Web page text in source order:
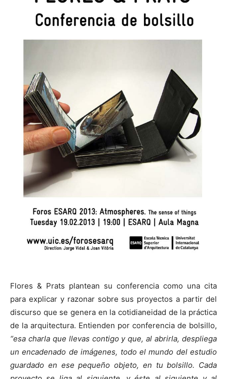
Flores & Prats plantean su conferencia como una cita
para explicar y razonar sobre sus proyectos a partir del
discurso que se genera en la cotidianeidad de la práctica
de la arquitectura. Entienden por conferencia de bolsillo,
“esa charla que llevas contigo y que, al abrirla, despliega
un encadenado de imágenes, todo el mundo del estudio
guardado en ese pequeño objeto, en tu bolsillo. Cada